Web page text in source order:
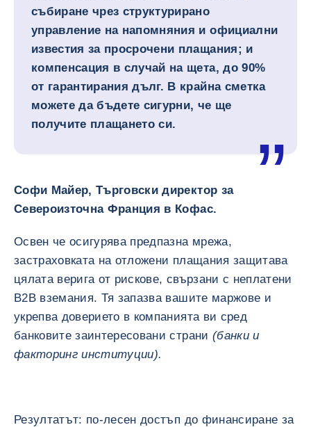
събиране чрез структурирано
управление на напомняния и официални
известия за просрочени плащания; и
компенсация в случай на щета, до 90%
от гарантирания дълг. В крайна сметка
можете да бъдете сигурни, че ще
получите плащането си.
Софи Майер, Търговски директор за
Североизточна Франция в Кофас.
Освен че осигурява предпазна мрежа,
застраховката на отложени плащания защитава
цялата верига от рискове, свързани с неплатени
B2B вземания. Тя запазва вашите маржове и
укрепва доверието в компанията ви сред
банковите заинтересовани страни (банки и
факторинг институции).
Резултатът: по-лесен достъп до финансиране за